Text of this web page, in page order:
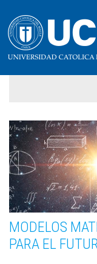
MODELOS
PARA EL